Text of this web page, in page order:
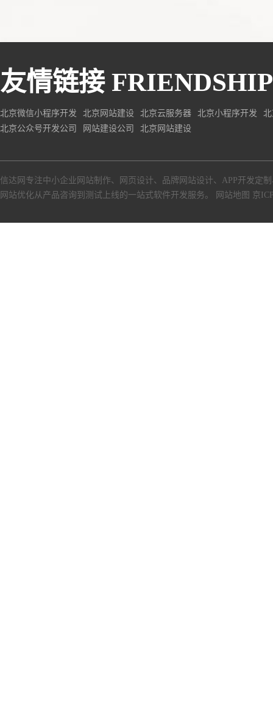
友情链接
北京微信小程序开发 北京网站建设 北京云服务器 北京小程序开发
北京公众号开发公司
网站建设公司 北京网站建设
信达网专注中小企业网站制作、 网页设计、 品牌网站设计、 APP开发定制
网站优化从产品咨询到测试上线的一站式软件开发服务。
网站地图 京